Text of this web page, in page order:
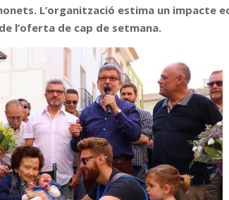
L’organització estima un impacte
l’oferta de cap de setmana.